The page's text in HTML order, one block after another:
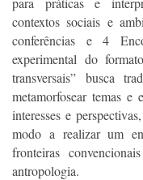
contextos sociais e
conferências e 4
experimental do
transversais” busca
metamorfosear temas e
interesses e
modo a realizar um
fronteiras
antropologia.